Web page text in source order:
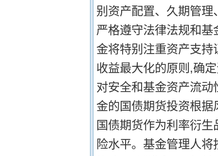
别资产配置、久期管
严格遵守法律法规和
金将特别注重资产支
收益最大化的原则,确
对安全和基金资产流
金的国债期货投资根
国债期货作为利率衍
险水平。基金管理人